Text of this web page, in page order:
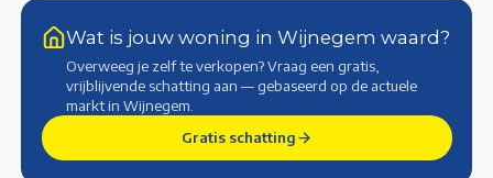
Wat is jouw woning in Wijnegem waard?
Overweeg je zelf te verkopen? Vraag een gratis,
vrijblijvende schatting aan — gebaseerd op de actuele
marktin Wijnegem
Gratis schatting